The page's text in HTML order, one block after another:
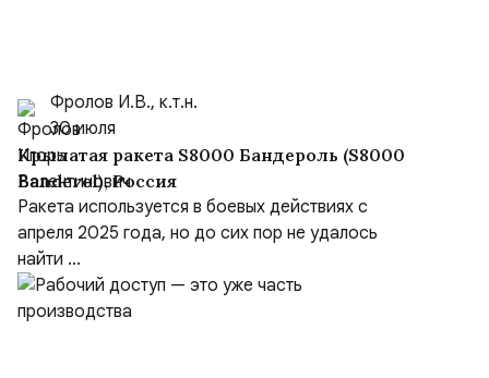
Фролов И.В., к.т.н.
30 июля
Крылатая ракета S8000 Бандероль (S8000
Banderol), Россия
Ракета используется в боевых действиях с
апреля 2025 года, но до сих пор не удалось
найти ...